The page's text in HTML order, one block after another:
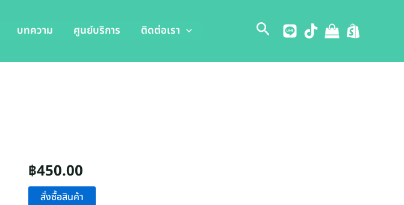
บทความ ศูนย์บริการ ติดต่อเรา Search
฿450.00
สั่งซื้อสินค้า